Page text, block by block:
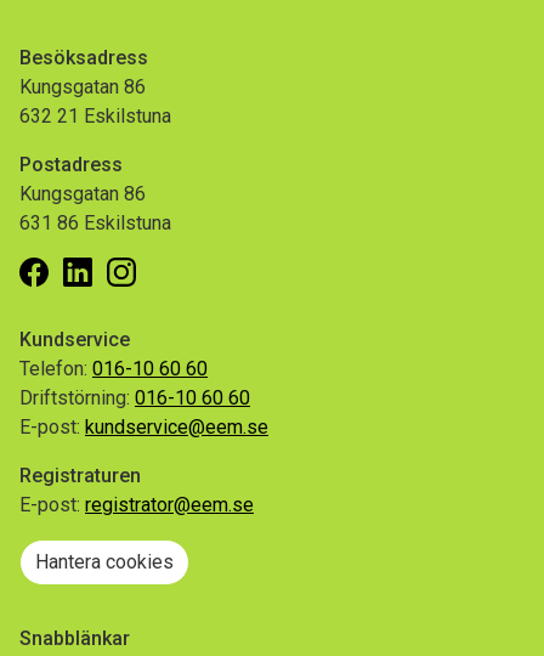
Besöksadress
Kungsgatan 86
632 21 Eskilstuna
Postadress
Kungsgatan 86
631 86 Eskilstuna
Facebook
LinkedinInstagram
Kundservice
Telefon: 016-10 60 60
Driftstörning: 016-10 60 60
E-post: kundservice@eem.se
Registraturen
E-post: registrator@eem.se
Hantera cookies
Snabblänkar